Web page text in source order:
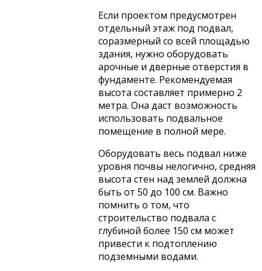
Если проектом предусмотрен
отдельный этаж под подвал,
соразмерный со всей площадью
здания, нужно оборудовать
арочные и дверные отверстия в
фундаменте. Рекомендуемая
высота составляет примерно 2
метра. Она даст возможность
использовать подвальное
помещение в полной мере.
Оборудовать весь подвал ниже
уровня почвы нелогично, средняя
высота стен над землей должна
быть от 50 до 100 см. Важно
помнить о том, что
строительство подвала с
глубиной более 150 см может
привести к подтоплению
подземными водами.